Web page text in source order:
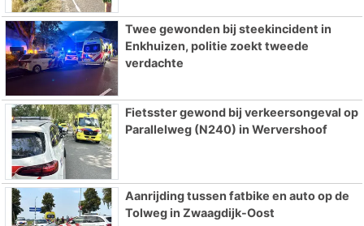
Twee gewonden bij steekincident in
Enkhuizen, politie zoekt tweede
verdachte
Fietsster gewond bij verkeersongeval op
Parallelweg (N240) in Wervershoof
Aanrijding tussen fatbike en auto op de
Tolweg in Zwaagdijk-Oost